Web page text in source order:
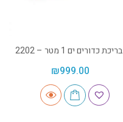
בריכת כדורים ים 1 מטר – 2202
₪999.00